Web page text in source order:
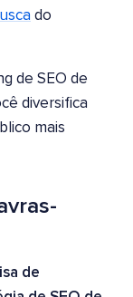
do
de SEO de
diversifica
mais
de